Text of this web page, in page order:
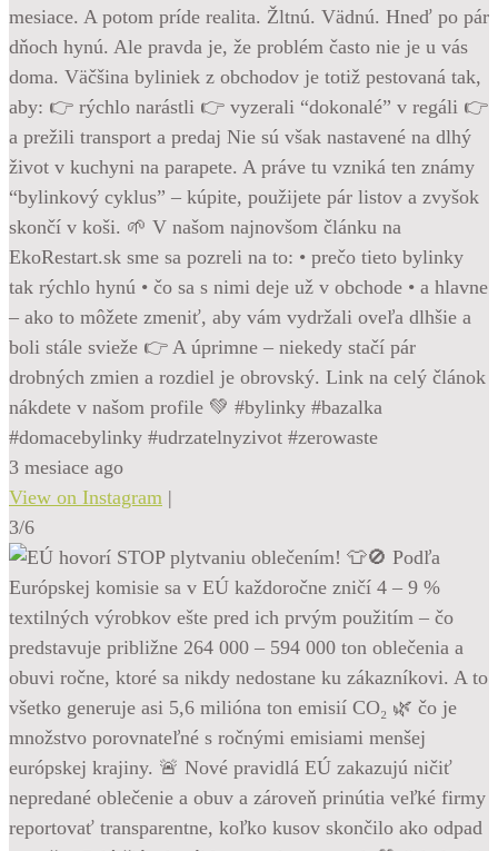
mesiace. A potom príde realita. Žltnú. Vädnú. Hneď po pár
dňoch hynú. Ale pravda je, že problém často nie je u vás
doma. Väčšina byliniek z obchodov je totiž pestovaná tak,
aby: 👉 rýchlo narástli 👉 vyzerali “dokonalé” v regáli 👉
a prežili transport a predaj Nie sú však nastavené na dlhý
život v kuchyni na parapete. A práve tu vzniká ten známy
“bylinkový cyklus” – kúpite, použijete pár listov a zvyšok
skončí v koši. 🌱 V našom najnovšom článku na
EkoRestart.sk sme sa pozreli na to: • prečo tieto bylinky
tak rýchlo hynú • čo sa s nimi deje už v obchode • a hlavne
– ako to môžete zmeniť, aby vám vydržali oveľa dlhšie a
boli stále svieže 👉 A úprimne – niekedy stačí pár
drobných zmien a rozdiel je obrovský. Link na celý článok
nákdete v našom profile 💚 #bylinky #bazalka
#domacebylinky #udrzatelnyzivot #zerowaste
3 mesiace ago
View on Instagram |
3/6